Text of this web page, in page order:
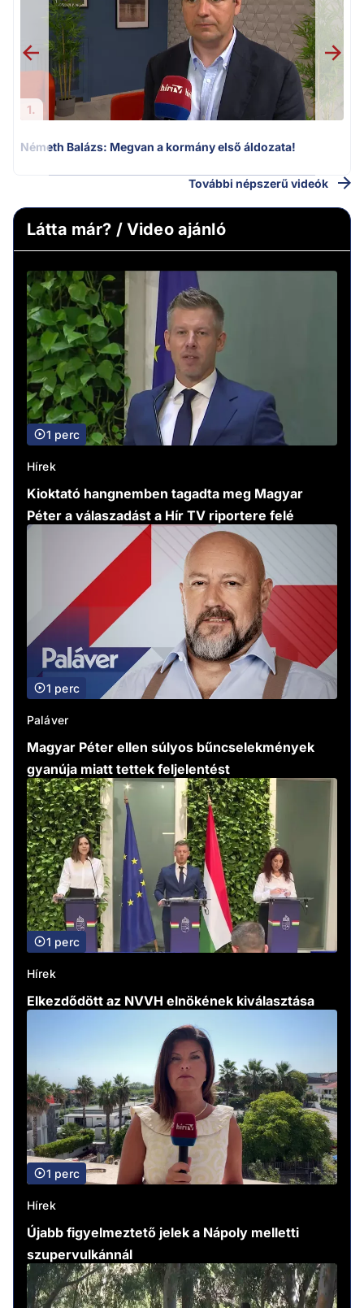
1.
Németh Balázs: Megvan a kormány első áldozata!
További népszerű videók
Látta már? / Video ajánló
1 perc
Hírek
Kioktató hangnemben tagadta meg Magyar
Péter a válaszadást a Hír TV riportere felé
1 perc
Paláver
Magyar Péter ellen súlyos bűncselekmények
gyanúja miatt tettek feljelentést
1 perc
Hírek
Elkezdődött az NVVH elnökének kiválasztása
1 perc
Hírek
Újabb figyelmeztető jelek a Nápoly melletti
szupervulkánnál